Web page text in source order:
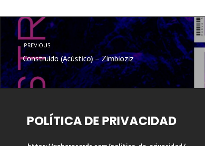
PREVIOUS
Construido (Acústico) – Zimbioziz
POLÍTICA DE PRIVACIDAD